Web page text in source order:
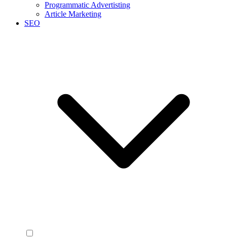
Programmatic Advertisting
Article Marketing
SEO